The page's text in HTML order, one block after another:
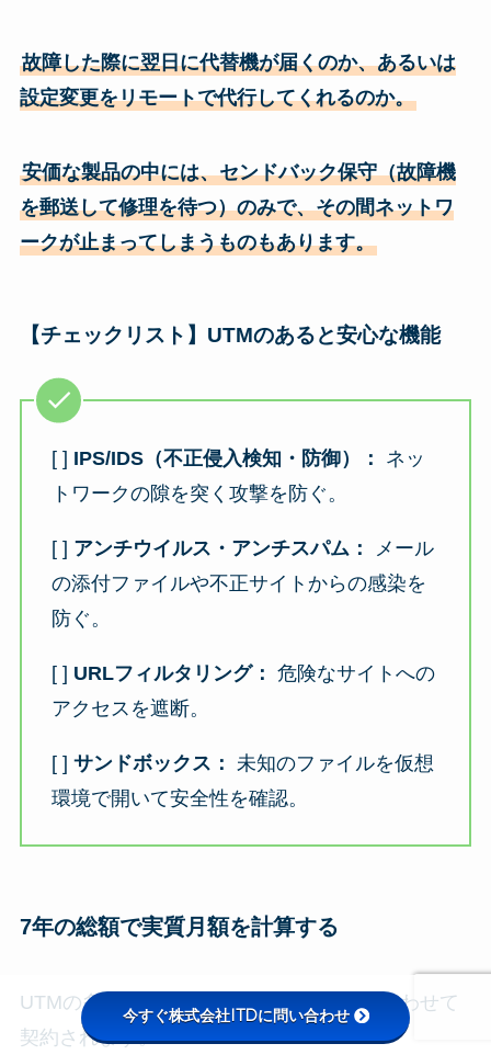
故障した際に翌日に代替機が届くのか、あるいは
設定変更をリモートで代行してくれるのか。
安価な製品の中には、センドバック保守（故障機
を郵送して修理を待つ）のみで、その間ネットワ
ークが止まってしまうものもあります。
【チェックリスト】UTMのあると安心な機能
[ ] IPS/IDS（不正侵入検知・防御）：
ネッ
トワークの隙を突く攻撃を防ぐ。
[ ] アンチウイルス・アンチスパム：
メール
の添付ファイルや不正サイトからの感染を
防ぐ。
[ ] URLフィルタリング： 危険なサイトへの
アクセスを遮断。
[ ] サンドボックス：
未知のファイルを仮想
環境で開いて安全性を確認。
7年の総額で実質月額を計算する
UTMの多くは5年〜7年の法定耐用年数に合わせて
契約されます。
今すぐ株式会社ITDに問い合わせ